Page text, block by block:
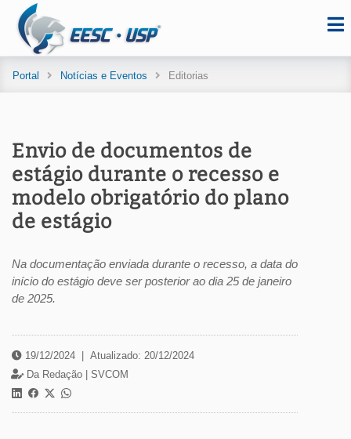
Portal Notícias e Eventos Editorias
Envio de documentos de
estágio durante o recesso e
modelo obrigatório do plano
de estágio
Na documentação enviada durante o recesso, a data do
início do estágio deve ser posterior ao dia 25 de janeiro
de 2025.
19/12/2024
Atualizado: 20/12/2024
Da Redação | SVCOM